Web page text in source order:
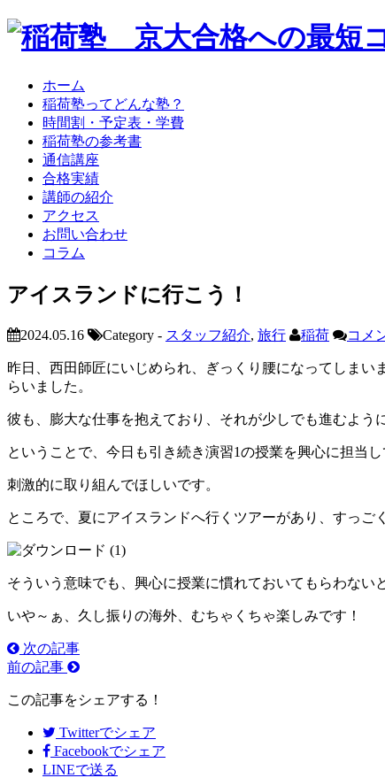
ホーム
稲荷塾ってどんな塾？
時間割・予定表・学費
稲荷塾の参考書
通信講座
合格実績
講師の紹介
アクセス
お問い合わせ
コラム
アイスランドに行こう！
2024.05.16 Category - スタッフ紹介, 旅行 稲荷 コメ
昨日、西田師匠にいじめられ、ぎっくり腰になってしま
らいました。
彼も、膨大な仕事を抱えており、それが少しでも進むよう
ということで、今日も引き続き演習1の授業を興心に担当し
刺激的に取り組んでほしいです。
ところで、夏にアイスランドへ行くツアーがあり、すっご
そういう意味でも、興心に授業に慣れておいてもらわない
いや～ぁ、久し振りの海外、むちゃくちゃ楽しみです！
次の記事
前の記事
この記事をシェアする！
Twitterでシェア
Facebookでシェア
LINEで送る